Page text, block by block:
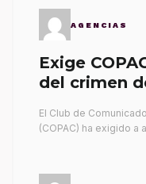
AGENCIAS
Exige
del crimen
El Club de
(COPAC) ha exigido